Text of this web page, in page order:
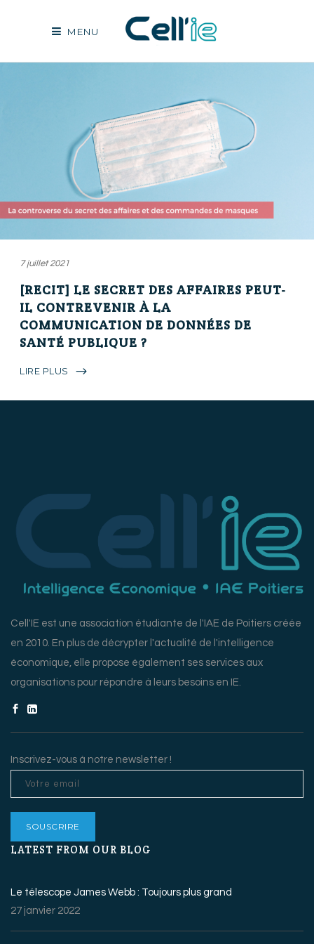
MENU
7 juillet 2021
[RECIT] LE SECRET DES AFFAIRES PEUT-
IL CONTREVENIR À LA
COMMUNICATION DE DONNÉES DE
SANTÉ PUBLIQUE ?
LIRE PLUS
Cell'IE est une association étudiante de l'IAE de Poitiers créée
en 2010. En plus de décrypter l'actualité de l'intelligence
économique, elle propose également ses services aux
organisations pour répondre à leurs besoins en IE.
Inscrivez-vous à notre newsletter !
LATEST FROM OUR BLOG
Le télescope James Webb : Toujours plus grand
27 janvier 2022